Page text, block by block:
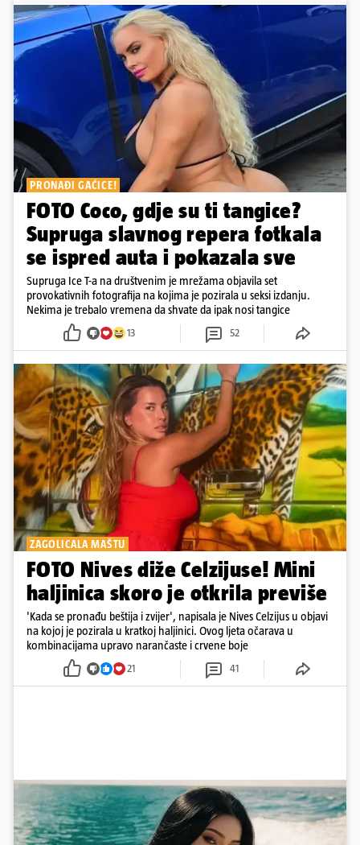
PRONAĐI GAĆICE!
FOTO Coco, gdje su ti tangice?
Supruga slavnog repera fotkala
se ispred auta i pokazala sve
Supruga Ice T-a na društvenim je mrežama objavila set
provokativnih fotografija na kojima je pozirala u seksi izdanju.
Nekima je trebalo vremena da shvate da ipak nosi tangice
13 52
ZAGOLICALA MAŠTU
FOTO Nives diže Celzijuse! Mini
haljinica skoro je otkrila previše
'Kada se pronađu beštija i zvijer', napisala je Nives Celzijus u objavi
na kojoj je pozirala u kratkoj haljinici. Ovog ljeta očarava u
kombinacijama upravo narančaste i crvene boje
21 41